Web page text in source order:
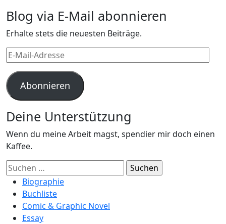
Blog via E-Mail abonnieren
Erhalte stets die neuesten Beiträge.
E-
Mail-
Adresse
Abonnieren
Deine Unterstützung
Wenn du meine Arbeit magst, spendier mir doch einen
Kaffee.
Suchen
nach:Biographie
Buchliste
Comic & Graphic Novel
Essay